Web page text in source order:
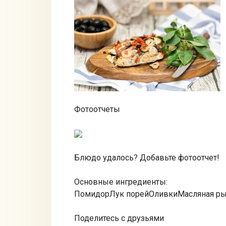
Фотоотчеты
Блюдо удалось? Добавьте фотоотчет!
Основные ингредиенты:
ПомидорЛук порейОливкиМасляная
Поделитесь с друзьями